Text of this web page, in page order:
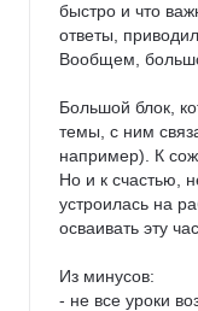
быстро и что
ответы,
Вообщем,
Большой блок,
темы, с ним
например). К
Но и к счастью,
устроилась на
осваивать эту
Из минусов:
- не все уроки